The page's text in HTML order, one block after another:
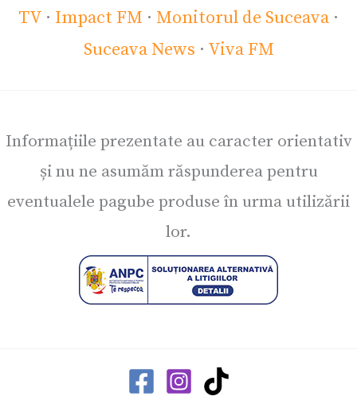
TV · Impact FM · Monitorul de Suceava ·
Suceava News · Viva FM
Informațiile prezentate au caracter orientativ
și nu ne asumăm răspunderea pentru
eventualele pagube produse în urma utilizării
lor.